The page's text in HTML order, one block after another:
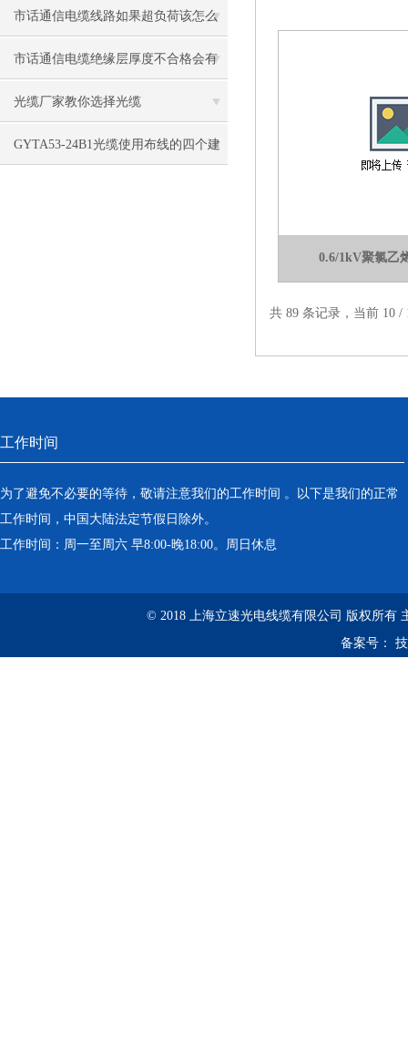
市话通信电缆线路如果超负荷该怎么
调整？
市话通信电缆绝缘层厚度不合格会有
什么影响？
光缆厂家教你选择光缆
GYTA53-24B1光缆使用布线的四个建
0.6/1kV聚氯乙
共 89 条记录，当前 10
工作时间
为了避免不必要的等待，敬请注意我们的工作时间 。以下是我们的正常
工作时间，中国大陆法定节假日除外。
工作时间：周一至周六 早8:00-晚18:00。周日休息
© 2018 上海立速光电线缆有限公司 版权所有
备案号：